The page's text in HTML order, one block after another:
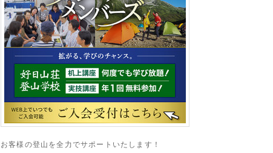
お客様の登山を全力でサポートいたします！